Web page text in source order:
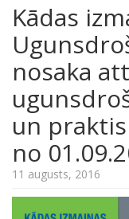
Kādas
nosaka
un
no
11 augusts, 2016